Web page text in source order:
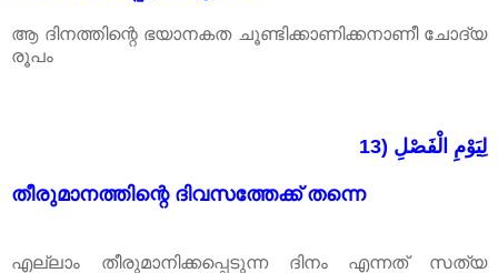
ആ ദിനത്തിന്റെ ഭയാനകത ചൂണ്ടിക്കാണിക്കനാണീ ചോദ്യ
രൂപം
13) لِيَوْمِ الْفَصْلِ
തീരുമാനത്തിന്റെ ദിവസത്തേക്ക് തന്നെ
എല്ലാം തീരുമാനിക്കപ്പെടുന്ന ദിനം എന്നത് സത്യ